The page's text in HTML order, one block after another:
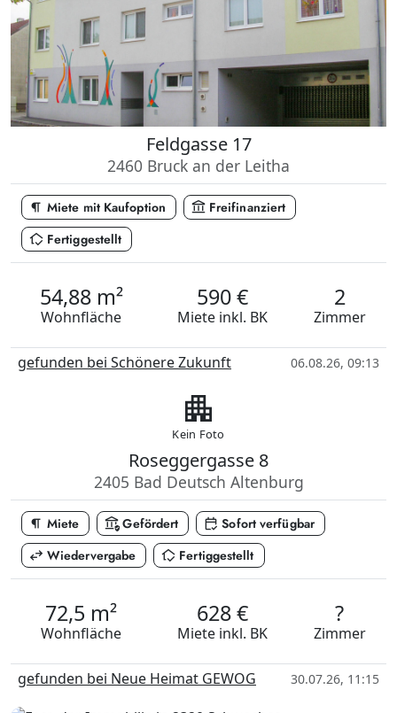
Feldgasse 17
2460 Bruck an der Leitha
format_paragraph Miete mit Kaufoption account_balance Freifinanziert
in_home_mode Fertiggestellt
54,88 m²
Wohnfläche
590 €
Miete inkl. BK
2
Zimmer
gefunden bei Schönere Zukunft 06.08.26, 09:13
apartment
Kein Foto
Roseggergasse 8
2405 Bad Deutsch Altenburg
format_paragraph Miete assured_workloadGefördert calendar_check Sofort verfügbar
swap_horiz Wiedervergabe in_home_mode Fertiggestellt
72,5 m²
Wohnfläche
628 €
Miete inkl. BK
?
Zimmer
gefunden bei Neue Heimat GEWOG 30.07.26, 11:15